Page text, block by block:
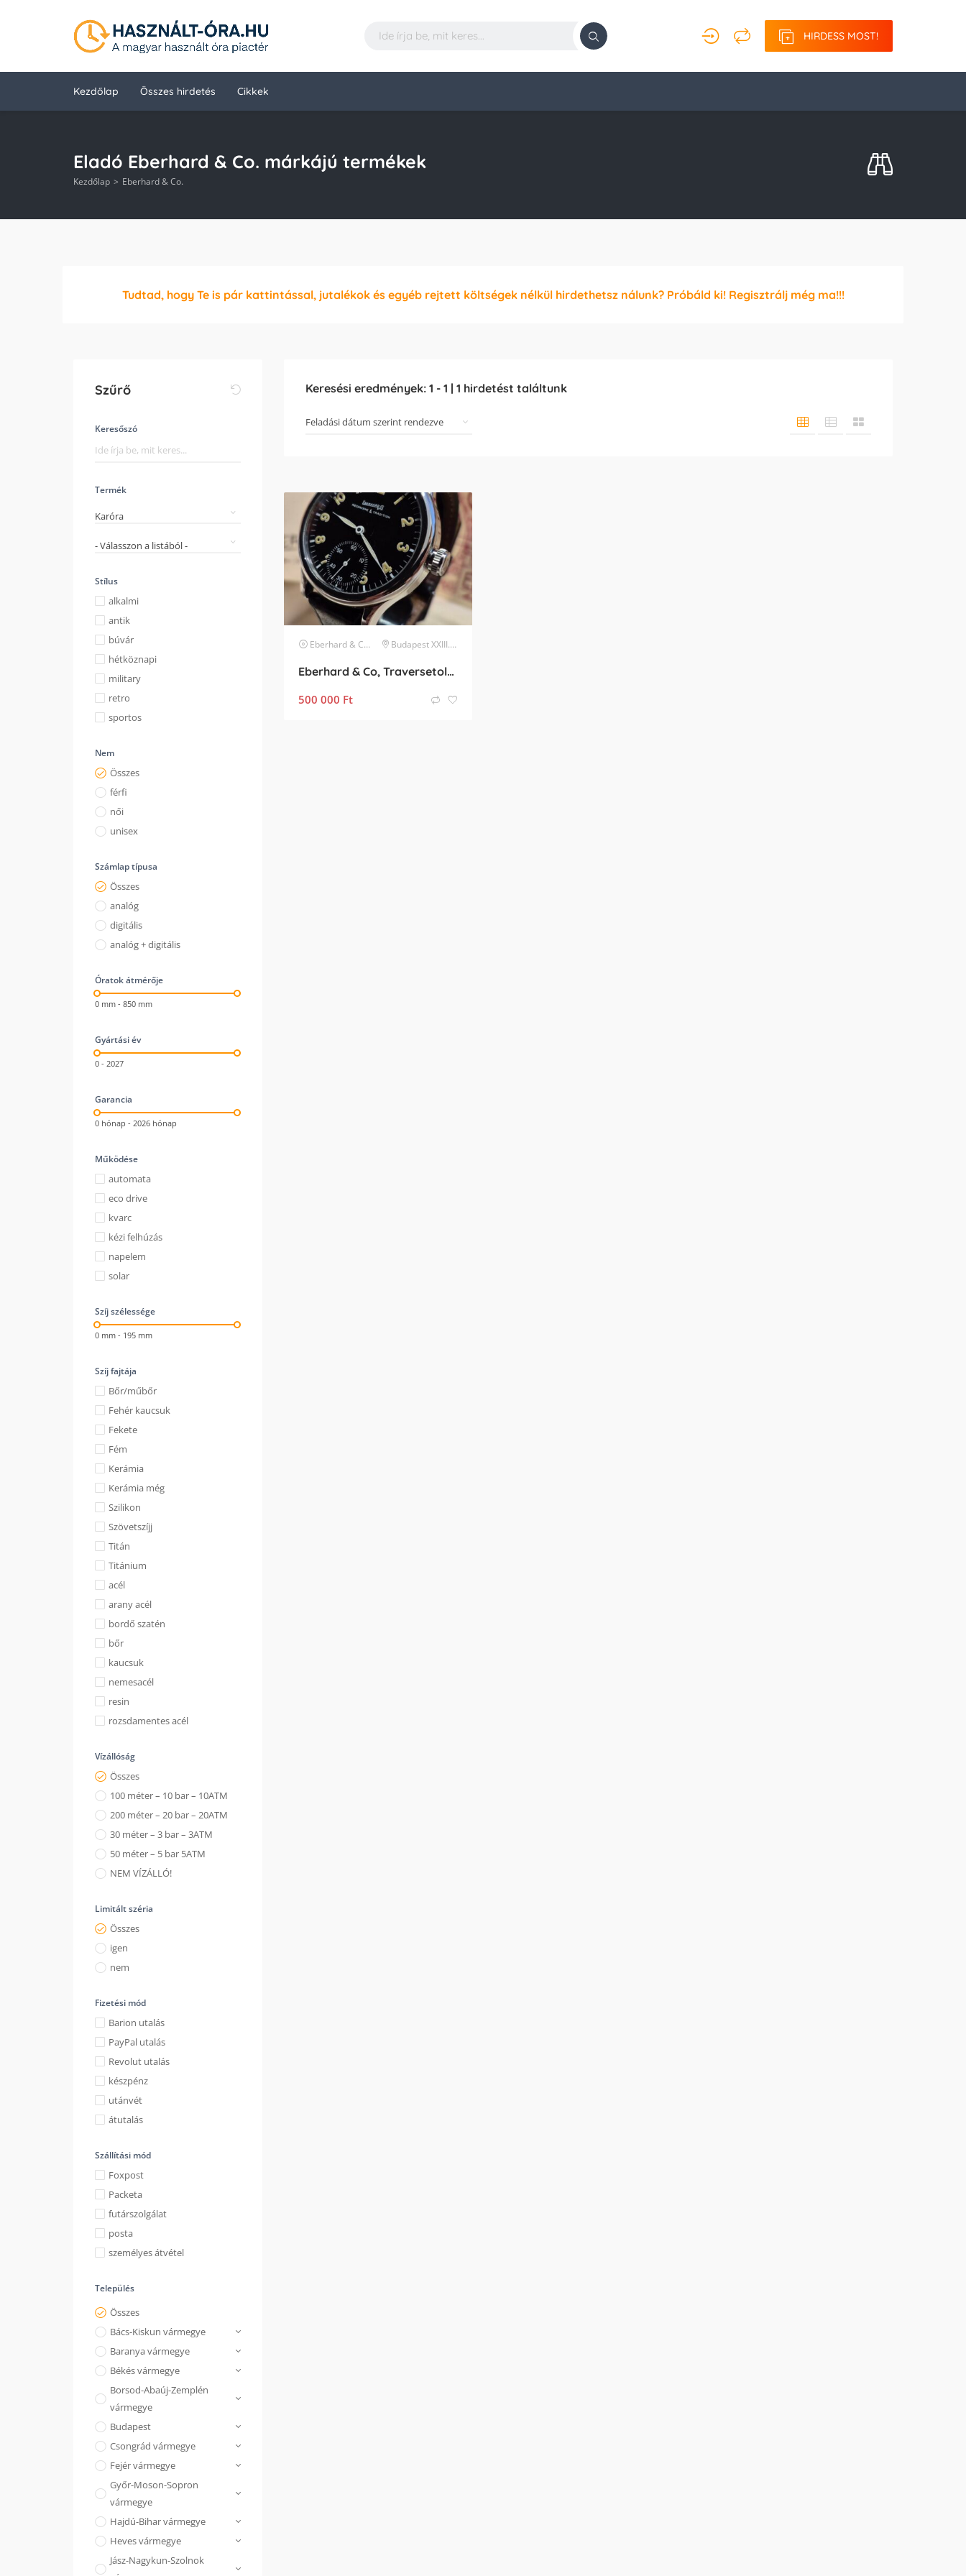
HIRDESS MOST!
Kezdőlap Összes hirdetés Cikkek
Eladó Eberhard & Co. márkájú termékek
Kezdőlap Eberhard & Co.
Tudtad, hogy Te is pár kattintással, jutalékok és egyéb rejtett költségek nélkül hirdethetsz nálunk? Próbáld ki! Regisztrálj még ma!!!
Szűrő
Keresőszó
Termék
Karóra
- Válasszon a listából -
Stílus
alkalmi
antik
búvár
hétköznapi
military
retro
sportos
Nem
Összes
férfi
női
unisex
Számlap típusa
Összes
analóg
digitális
analóg + digitális
Óratok átmérője
0 mm - 850 mm
Gyártási év
0 - 2027
Garancia
0 hónap - 2026 hónap
Működése
automata
eco drive
kvarc
kézi felhúzás
napelem
solar
Szíj szélessége
0 mm - 195 mm
Szíj fajtája
Bőr/műbőr
Fehér kaucsuk
Fekete
Fém
Kerámia
Kerámia még
Szilikon
Szövetszíjj
Titán
Titánium
acél
arany acél
bordő szatén
bőr
kaucsuk
nemesacél
resin
rozsdamentes acél
Vízállóság
Összes
100 méter – 10 bar – 10ATM
200 méter – 20 bar – 20ATM
30 méter – 3 bar – 3ATM
50 méter – 5 bar 5ATM
NEM VÍZÁLLÓ!
Limitált széria
Összes
igen
nem
Fizetési mód
Barion utalás
PayPal utalás
Revolut utalás
készpénz
utánvét
átutalás
Szállítási mód
Foxpost
Packeta
futárszolgálat
posta
személyes átvétel
Település
Összes
Bács-Kiskun vármegye
Baranya vármegye
Békés vármegye
Borsod-Abaúj-Zemplén
vármegye
Budapest
Csongrád vármegye
Fejér vármegye
Győr-Moson-Sopron
vármegye
Hajdú-Bihar vármegye
Heves vármegye
Jász-Nagykun-Szolnok
Keresési eredmények: 1 - 1 | 1 hirdetést találtunk
Eberhard & Co. karóraBudapest XXIII. kerület
Eberhard & Co, Traversetolo Vitre kompletten
500 000 Ft